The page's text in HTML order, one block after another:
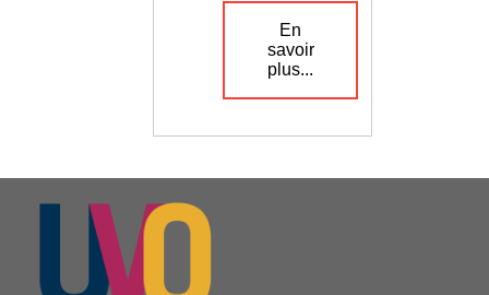
En
savoir
plus...